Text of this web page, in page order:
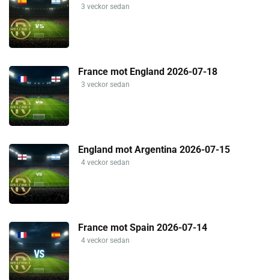
3 veckor sedan
France mot England 2026-07-18
3 veckor sedan
England mot Argentina 2026-07-15
4 veckor sedan
France mot Spain 2026-07-14
4 veckor sedan